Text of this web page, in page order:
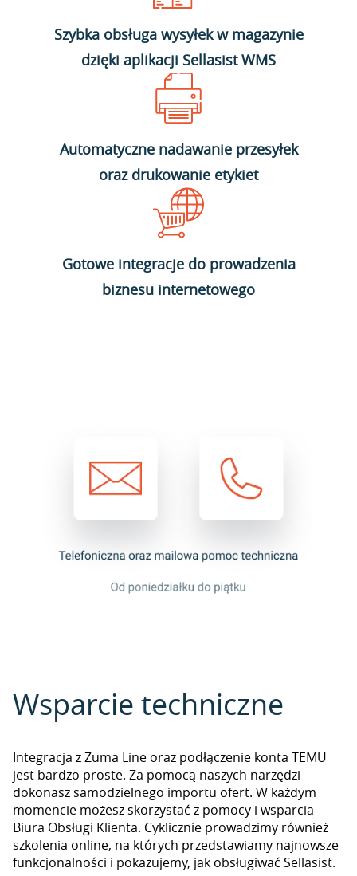
Szybka obsługa wysyłek w magazynie
dzięki aplikacji Sellasist WMS
Automatyczne nadawanie przesyłek
oraz drukowanie etykiet
Gotowe integracje do prowadzenia
biznesu internetowego
Wsparcie techniczne
Integracja z Zuma Line oraz podłączenie konta TEMU
jest bardzo proste. Za pomocą naszych narzędzi
dokonasz samodzielnego importu ofert. W każdym
momencie możesz skorzystać z pomocy i wsparcia
Biura Obsługi Klienta. Cyklicznie prowadzimy również
szkolenia online, na których przedstawiamy najnowsze
funkcjonalności i pokazujemy, jak obsługiwać Sellasist.